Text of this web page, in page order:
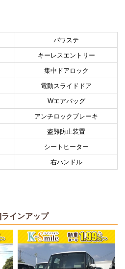
パワステ
キーレスエントリー
集中ドアロック
電動スライドドア
Wエアバッグ
アンチロックブレーキ
盗難防止装置
シートヒーター
右ハンドル
インアップ